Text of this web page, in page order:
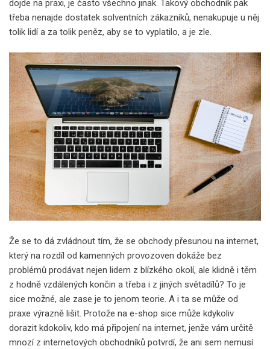
dojde na praxi, je často všechno jinak. Takový obchodník pak
třeba nenajde dostatek solventních zákazníků, nenakupuje u něj
tolik lidí a za tolik peněz, aby se to vyplatilo, a je zle.
Že se to dá zvládnout tím, že se obchody přesunou na internet,
který na rozdíl od kamenných provozoven dokáže bez
problémů prodávat nejen lidem z blízkého okolí, ale klidně i těm
z hodně vzdálených končin a třeba i z jiných světadílů? To je
sice možné, ale zase je to jenom teorie. A i ta se může od
praxe výrazně lišit. Protože na e-shop sice může kdykoliv
dorazit kdokoliv, kdo má připojení na internet, jenže vám určitě
mnozí z internetových obchodníků potvrdí, že ani sem nemusí